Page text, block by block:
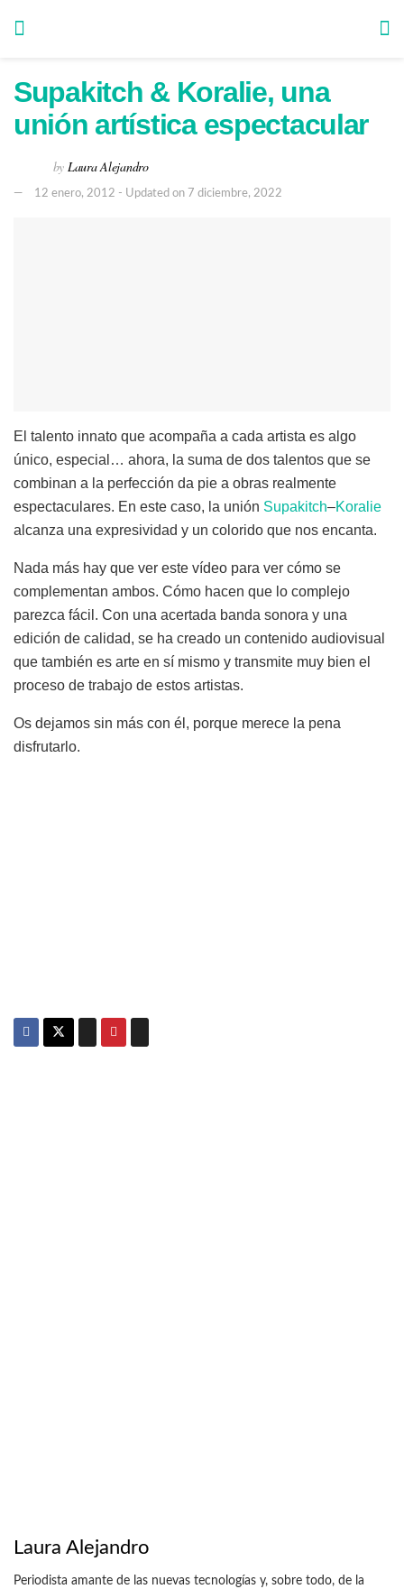
Supakitch & Koralie, una
unión artística espectacular
by Laura Alejandro
12 enero, 2012 - Updated on 7 diciembre, 2022
El talento innato que acompaña a cada artista es algo
único, especial… ahora, la suma de dos talentos que se
combinan a la perfección da pie a obras realmente
espectaculares. En este caso, la unión Supakitch–Koralie
alcanza una expresividad y un colorido que nos encanta.
Nada más hay que ver este vídeo para ver cómo se
complementan ambos. Cómo hacen que lo complejo
parezca fácil. Con una acertada banda sonora y una
edición de calidad, se ha creado un contenido audiovisual
que también es arte en sí mismo y transmite muy bien el
proceso de trabajo de estos artistas.
Os dejamos sin más con él, porque merece la pena
disfrutarlo.
Laura Alejandro
Periodista amante de las nuevas tecnologías y, sobre todo, de la